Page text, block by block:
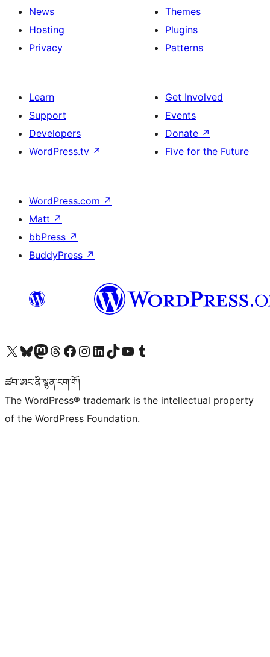
News
Hosting
Privacy
Themes
Plugins
Patterns
Learn
Support
Developers
WordPress.tv ↗
Get Involved
Events
Donate ↗
Five for the Future
WordPress.com ↗
Matt ↗
bbPress ↗
BuddyPress ↗
Visit our X (formerly Twitter) account
Visit our Bluesky account
Visit our Mastodon account
Visit our Threads account
Visit our Facebook page
Visit our Instagram account
Visit our LinkedIn account
Visit our TikTok account
Visit our YouTube channel
Visit our Tumblr account
ཚབ་ཨང་ནི་སྙན་ངག་གོ།
The WordPress® trademark is the intellectual property
of the WordPress Foundation.